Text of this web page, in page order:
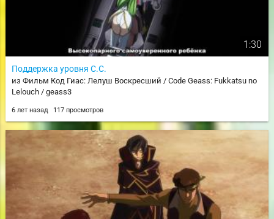
1:30
Поддержка уровня C.C.
из Фильм Код Гиас: Лелуш Воскресший / Code Geass: Fukkatsu no
Lelouch / geass3
6 лет назад 117 просмотров